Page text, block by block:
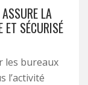
LA
ET SÉCURISÉ
les bureaux
l’activité